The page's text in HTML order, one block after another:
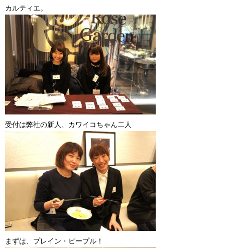
カルティエ。
受付は弊社の新人、カワイコちゃん二人
まずは、プレイン・ピープル！